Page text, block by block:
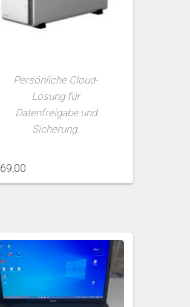
Persönliche Cloud-
Lösung für
Datenfreigabe und
Sicherung.
69,00